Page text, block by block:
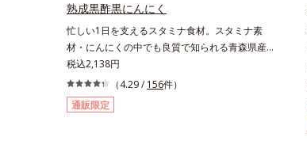
熟成黒酢黒にんにく
忙しい1日を支えるスタミナ食材。スタミナ素
材・にんにくの中でも良質で知られる青森県産の
「福地ホワイト六片」を発酵・熟成させること
で、生にんにく時よりポリフェノールやアミノ酸
量をぐんとパワーアップさせました。さらに、へ
とへと対策に欠かせない“黒酢”（クエン酸が豊
税込2,138円
（4.29 / 156件）
通販限定